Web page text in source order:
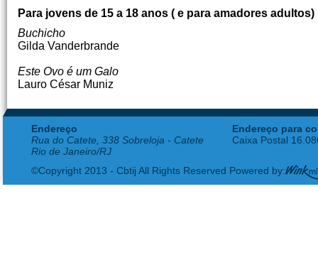
Para jovens de 15 a 18 anos ( e para amadores adultos)
Buchicho
Gilda Vanderbrande
Este Ovo é um Galo
Lauro César Muniz
Endereço
Rua do Catete, 338 Sobreloja - Catete
Rio de Janeiro/RJ
Endereço para
Caixa Postal
©Copyright 2013 - Cbtij All Rights Reserved Powered by: